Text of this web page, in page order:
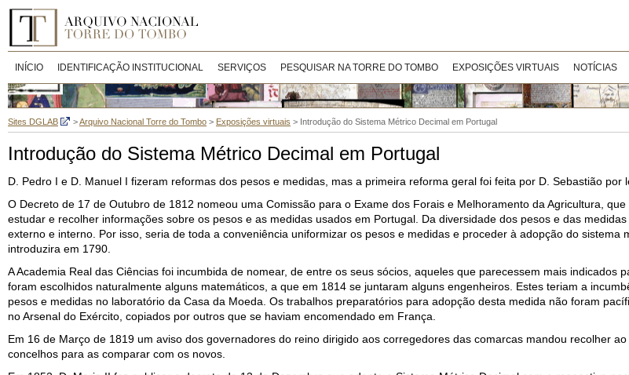
INÍCIO IDENTIFICAÇÃO INSTITUCIONAL SERVIÇOS PESQUISAR NA TORRE DO TOMBO EXPOSIÇÕES VIRTUAIS NOTÍCIAS
Sites DGLAB >Arquivo Nacional Torre do Tombo > Exposições virtuais > Introdução do Sistema Métrico Decimal em Portugal
Introdução do Sistema Métrico Decimal em Portugal
D. Pedro I e D. Manuel I fizeram reformas dos pesos e medidas, mas a primeira reforma geral foi feita por D. Sebastião por
O Decreto de 17 de Outubro de 1812 nomeou uma Comissão para o Exame dos Forais e Melhoramento da Agricultura,
estudar e recolher informações sobre os pesos e as medidas usados em Portugal. Da diversidade dos pesos e das
externo e interno. Por isso, seria de toda a conveniência uniformizar os pesos e medidas e proceder à adopção do sistema
introduzira em 1790.
A Academia Real das Ciências foi incumbida de nomear, de entre os seus sócios, aqueles que parecessem mais indicados
foram escolhidos naturalmente alguns matemáticos, a que em 1814 se juntaram alguns engenheiros. Estes teriam a
pesos e medidas no laboratório da Casa da Moeda. Os trabalhos preparatórios para adopção desta medida não foram
no Arsenal do Exército, copiados por outros que se haviam encomendado em França.
Em 16 de Março de 1819 um aviso dos governadores do reino dirigido aos corregedores das comarcas mandou recolher
concelhos para as comparar com os novos.